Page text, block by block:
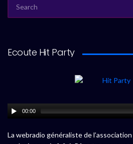
FOR:
Ecoute Hit Party
00:00
La webradio généraliste de l’association